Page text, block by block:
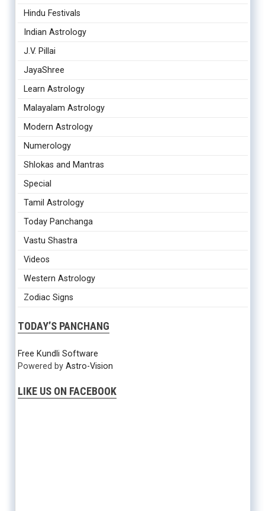
Hindu Festivals
Indian Astrology
J.V. Pillai
JayaShree
Learn Astrology
Malayalam Astrology
Modern Astrology
Numerology
Shlokas and Mantras
Special
Tamil Astrology
Today Panchanga
Vastu Shastra
Videos
Western Astrology
Zodiac Signs
TODAY’S PANCHANG
Free Kundli Software
Powered by Astro-Vision
LIKE US ON FACEBOOK